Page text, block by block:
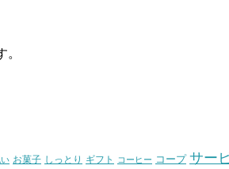
お菓子 しっとり ギフト コーヒー コープ サー